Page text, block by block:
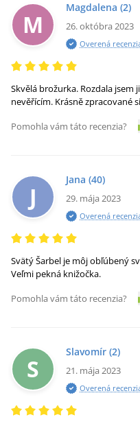
M
Magdalena (2)
26. októbra 2023
Overená
Skvělá brožurka. Rozdala
nevěřícím. Krásně zpracované
Pomohla vám táto recenzia?
J
Jana (40)
29. mája 2023
Overená
Svätý Šarbel je môj obľúbený
Veľmi pekná knižočka.
Pomohla vám táto recenzia?
S
Slavomír (2)
21. mája 2023
Overená